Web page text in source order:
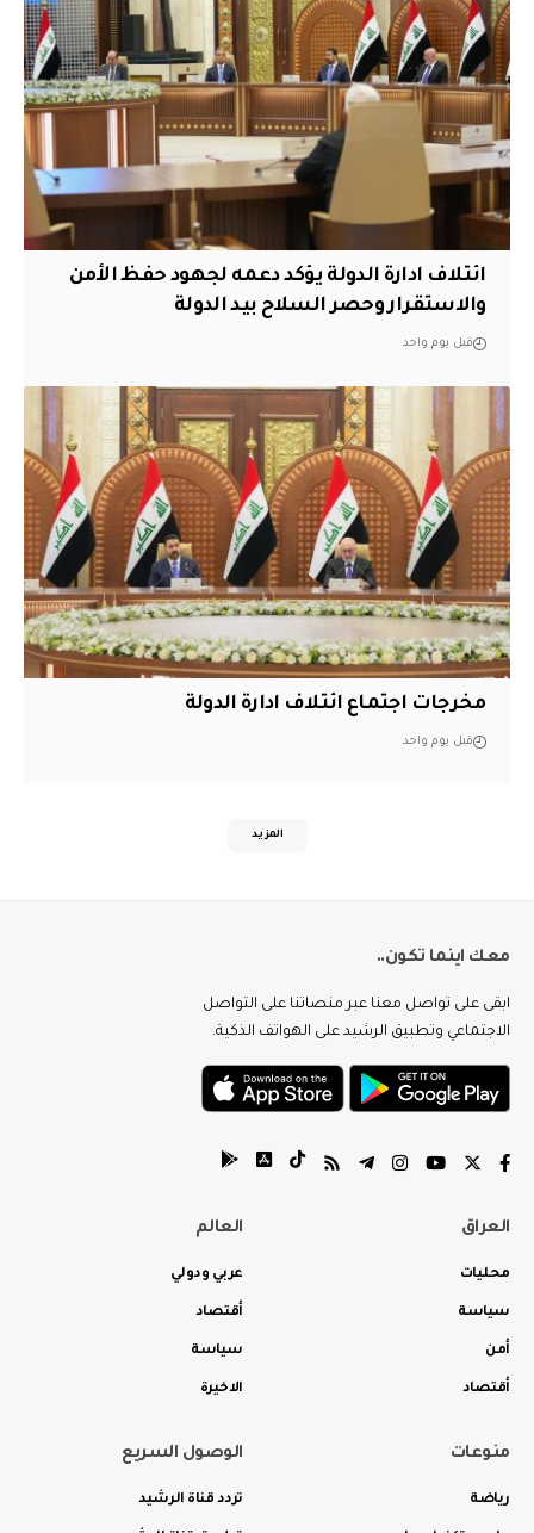
ائتلاف ادارة الدولة يؤكد دعمه لجهود حفظ الأمن
والاستقرار وحصر السلاح بيد الدولة
قبل يوم واحد
مخرجات اجتماع ائتلاف ادارة الدولة
قبل يوم واحد
المزيد
معك اينما تكون..
ابقى على تواصل معنا عبر منصاتنا على التواصل
الاجتماعي وتطبيق الرشيد على الهواتف الذكية.
العراق
محليات
سياسة
أمن
أقتصاد
العالم
عربي ودولي
أقتصاد
سياسة
الاخيرة
منوعات
رياضة
الوصول السريع
تردد قناة الرشيد